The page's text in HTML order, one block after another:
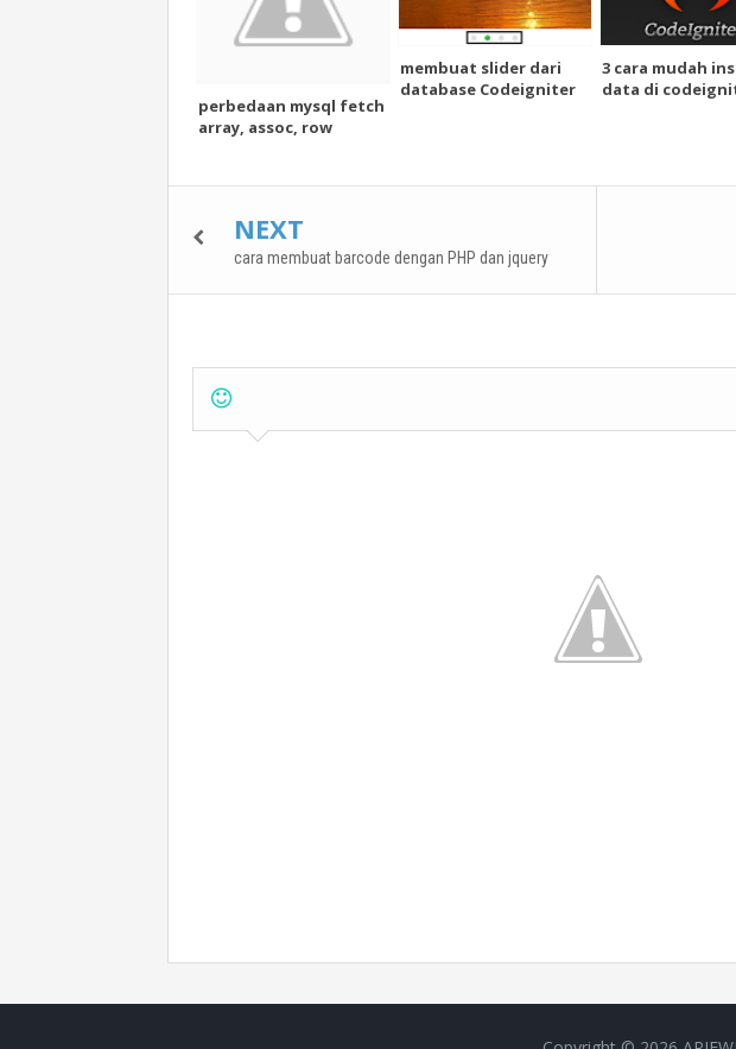
perbedaan mysql fetch
array, assoc, row
membuat slider dari
database Codeigniter
3 cara mudah
data di
NEXT
cara membuat barcode dengan PHP dan jquery